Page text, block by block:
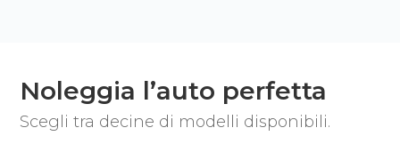
Noleggia l’auto perfetta
Scegli tra decine di modelli disponibili.